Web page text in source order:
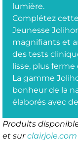
lumière.
Complétez
Jeunesse
magnifiants et
des tests
lisse, plus
La gamme
bonheur de la
élaborés avec
Produits
et surclairjoie.com